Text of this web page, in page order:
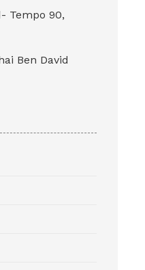
Tempo 90,
Ben David